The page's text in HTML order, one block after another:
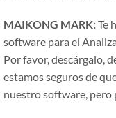
MAIKONG MARK:Te
software para el
Por favor, descárgalo,
estamos seguros de
nuestro software,